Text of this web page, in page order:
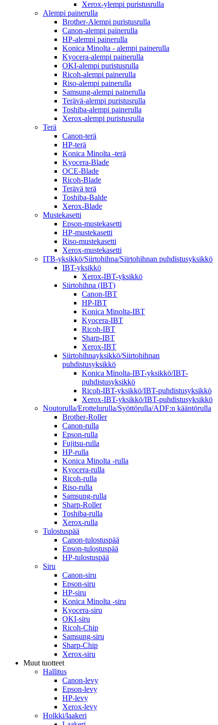
Xerox-ylempi puristusrulla
Alempi painerulla
Brother-Alempi puristusrulla
Canon-alempi painerulla
HP-alempi painerulla
Konica Minolta - alempi painerulla
Kyocera-alempi painerulla
OKI-alempi puristusrulla
Ricoh-alempi painerulla
Riso-alempi painerulla
Samsung-alempi painerulla
Terävä-alempi puristusrulla
Toshiba-alempi painerulla
Xerox-alempi puristusrulla
Terä
Canon-terä
HP-terä
Konica Minolta -terä
Kyocera-Blade
OCE-Blade
Ricoh-Blade
Terävä terä
Toshiba-Balde
Xerox-Blade
Mustekasetti
Epson-mustekasetti
HP-mustekasetti
Riso-mustekasetti
Xerox-mustekasetti
ITB-yksikkö/Siirtohihna/Siirtohihnan puhdistusyksikkö
IBT-yksikkö
Xerox-IBT-yksikkö
Siirtohihna (IBT)
Canon-IBT
HP-IBT
Konica Minolta-IBT
Kyocera-IBT
Ricoh-IBT
Sharp-IBT
Xerox-IBT
Siirtohihnayksikkö/Siirtohihnan
puhdistusyksikkö
Konica Minolta-IBT-yksikkö/IBT-
puhdistusyksikkö
Ricoh-IBT-yksikkö/IBT-puhdistusyksikkö
Xerox-IBT-yksikkö/IBT-puhdistusyksikkö
Noutorulla/Erottelurulla/Syöttörulla/ADF:n kääntörulla
Brother-Roller
Canon-rulla
Epson-rulla
Fujitsu-rulla
HP-rulla
Konica Minolta -rulla
Kyocera-rulla
Ricoh-rulla
Riso-rulla
Samsung-rulla
Sharp-Roller
Toshiba-rulla
Xerox-rulla
Tulostuspää
Canon-tulostuspää
Epson-tulostuspää
HP-tulostuspää
Siru
Canon-siru
Epson-siru
HP-siru
Konica Minolta -siru
Kyocera-siru
OKI-siru
Ricoh-Chip
Samsung-siru
Sharp-Chip
Xerox-siru
Muut tuotteet
Hallitus
Canon-levy
Epson-levy
HP-levy
Xerox-levy
Holkki/laakeri